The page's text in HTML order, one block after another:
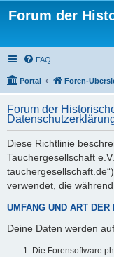
Forum der
FAQ
Portal Foren-
Forum der
Diese Richtlinie
Tauchergesellschaft
verwendet, die
UMFANG UND ART DER
Deine Daten werden
Die Forensoftware